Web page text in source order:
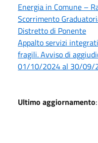
Energia in Comune –
Scorrimento
Distretto di Ponente
Appalto servizi
fragili. Avviso di
01/10/2024 al 30/09/
Ultimo aggiornamento